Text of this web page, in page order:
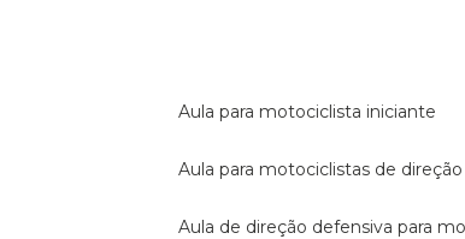
aula para motociclista iniciante
aula para motociclistas de
aula de direção defensiva para